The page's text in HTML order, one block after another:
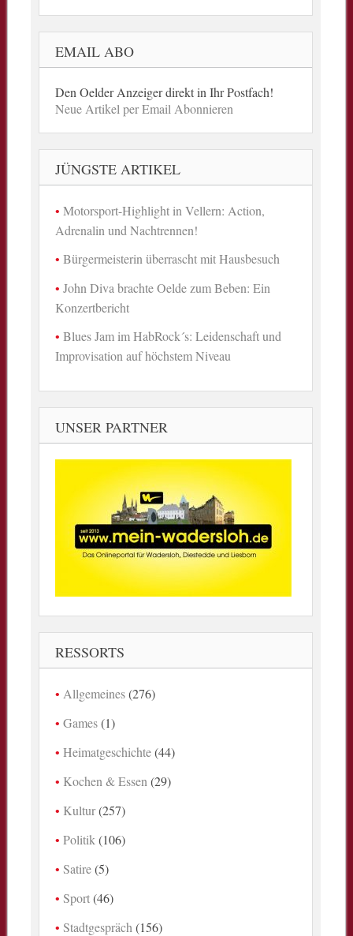
EMAIL ABO
Den Oelder Anzeiger direkt in Ihr Postfach!
Neue Artikel per Email Abonnieren
JÜNGSTE ARTIKEL
Motorsport-Highlight in Vellern: Action,
Adrenalin und Nachtrennen!
Bürgermeisterin überrascht mit Hausbesuch
John Diva brachte Oelde zum Beben: Ein
Konzertbericht
Blues Jam im HabRock´s: Leidenschaft und
Improvisation auf höchstem Niveau
UNSER PARTNER
RESSORTS
Allgemeines(276)
Games(1)
Heimatgeschichte(44)
Kochen & Essen (29)
Kultur(257)
Politik (106)
Satire(5)
Sport(46)
Stadtgespräch (156)